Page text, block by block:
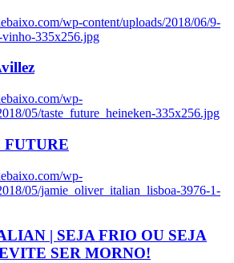
wp-content/uploads/2018/06/9-
vinho-335x256.jpg
wp-
05/taste_future_heineken-335x256.jpg
FUTURE
wp-
05/jamie_oliver_italian_lisboa-3976-1-
| SEJA FRIO OU SEJA
SER MORNO!